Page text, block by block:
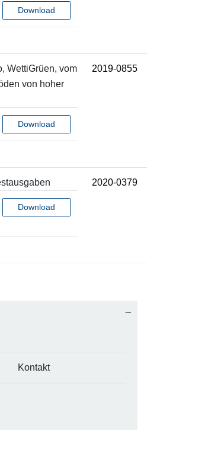
Download
WettiGrüen, vom
von hoher
Download
2019-0855
Download
2020-0379
Kontakt